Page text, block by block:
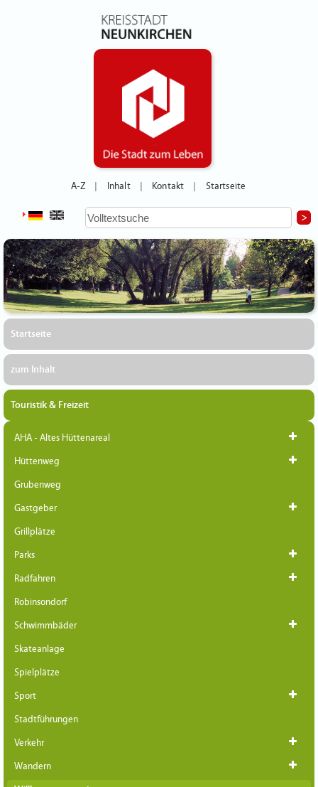
A-Z Inhalt Kontakt Startseite
Startseite
zum Inhalt
Touristik & Freizeit
AHA - Altes Hüttenareal
Hüttenweg
Grubenweg
Gastgeber
Grillplätze
Parks
Radfahren
Robinsondorf
Schwimmbäder
Skateanlage
Spielplätze
Sport
Stadtführungen
Verkehr
Wandern